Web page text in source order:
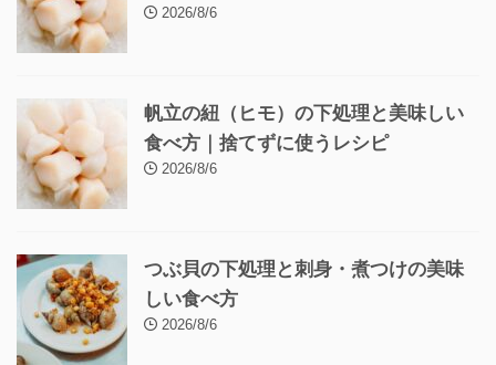
2026/8/6
帆立の紐（ヒモ）の下処理と美味しい
食べ方｜捨てずに使うレシピ
2026/8/6
つぶ貝の下処理と刺身・煮つけの美味
しい食べ方
2026/8/6